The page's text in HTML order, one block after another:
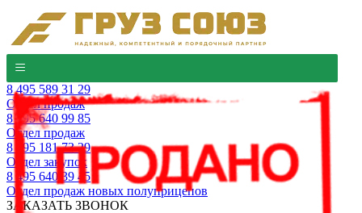
8 495 589 31 29
Отдел продаж
8 495 640 99 85
Отдел продаж
8 495 181 73 29
Отдел закупок
8 495 640 39 45
Отдел продаж новых полуприцепов
ЗАКАЗАТЬ ЗВОНОК